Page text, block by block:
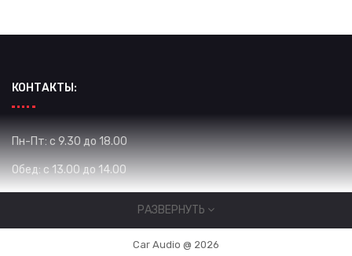
КОНТАКТЫ:
Пн-Пт: с 9.30 до 18.00
Обед: с 13.00 до 14.00
Вс: Выходной
РАЗВЕРНУТЬ
Car Audio @ 2026